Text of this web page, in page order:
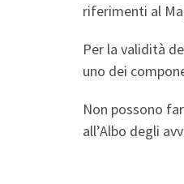
riferimenti al
Per la validità
uno dei
Non possono
all’Albo degli